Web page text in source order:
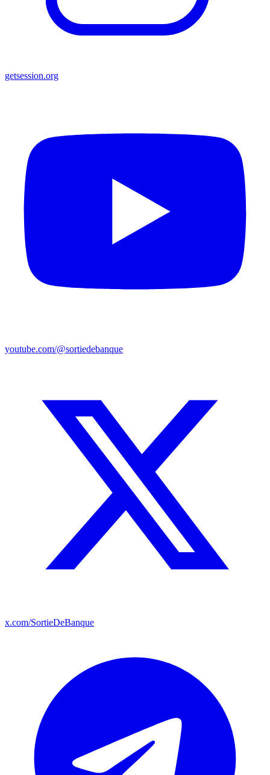
getsession.org
youtube.com/@sortiedebanque
x.com/SortieDeBanque